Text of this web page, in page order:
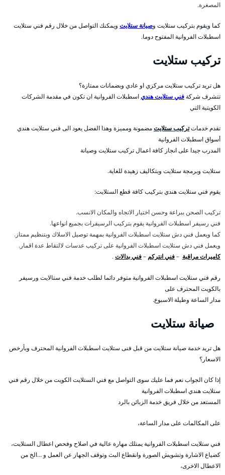
المصغرة.
كما ويقوم بتركيب ستلايت وصيانة ستلايت ويمكنك التواصل من خلال رقم فني ستلايت
اسطبلات الفروانية المفتوح دوما.
تركيب ستلايت
هل تريد تركيب ستلايت مركزي او عادي وبضمانات ممتازة؟
تتشرف شركةفني ستلايت هندياسطبلات الفروانية ان تكون في مقدمة الشركات
الكويتية التي
تقدم خدماتتركيب ستلايتمضمونة ومميزة وهذا الفضل يعود الى فني ستلايت هندي
أسواق اسطبلات الفروانية
المدرب جيدا على انجاز كافة اعمال تركيب ستلايت وصيانة
ستلايت وبرمجة ستلايت وبتكاليف زهيدة للغاية.
يقوم فني ستلايت هندي بتركيب كافة قطع الستلايت:
تركيب الصحن ببراعة وحسن اختيار الاتجاه والمكان الانسب.
فني رسيفر اسطبلات الفروانية يقوم بتركيب الرسيفرات بجميع انواعها.
كما ويعمل فني دش ستلايت اسطبلات الفروانية بمهمة توصيل الاسلاك وبتنظيم ممتاز.
ويعمل فني دش ستلايت اسطبلات الفروانية على تركيب عدسات لالتقاط عدة اقمار.
كاميرات مراقبة –فني انتركم –فني بدالات.
رقم فني ستلايت اسطبلات الفروانية متوفر دائما لطلب خدمة فني ستالايت ورسيفر
بالكويت المحترف على
مدار الساعة وطيلة الاسبوع.
صيانة ستلايت
هل تريد خدمة صيانة ستلايت من قبل فنى ستلايت اسطبلات الفروانية المحترف وبأرخص
الاسعار؟
إذا كان الجواب نعم فما عليك سوى التواصل مع فني الستلايت الكويت من خلال رقم فني
ستلايت هندي اسطبلات الفروانية
المستعد من خلال فريق خدمة الزبائن بالرد
على المكالمات على مدار الساعة،
فني ستلايت اسطبلات الفروانية يمتلك مهارة عالية في اصلاح وفحص اعطال الستلايت،
كضياع الاشارة وتشويش الصورة وانقطاع البث وتوقف الجهاز عن العمل و …الخ من
الاعطال الاخرى،